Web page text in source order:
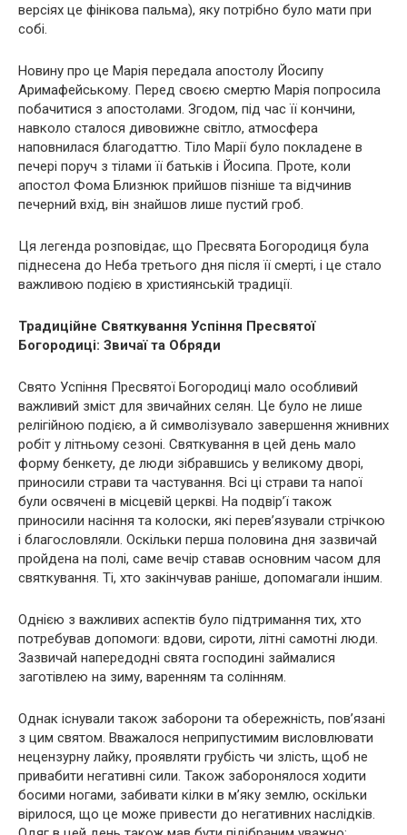
версіях це фінікова пальма), яку потрібно було мати при
собі.
Новину про це Марія передала апостолу Йосипу
Аримафейському. Перед своєю смертю Марія попросила
побачитися з апостолами. Згодом, під час її кончини,
навколо сталося дивовижне світло, атмосфера
наповнилася благодаттю. Тіло Марії було покладене в
печері поруч з тілами її батьків і Йосипа. Проте, коли
апостол Фома Близнюк прийшов пізніше та відчинив
печерний вхід, він знайшов лише пустий гроб.
Ця легенда розповідає, що Пресвята Богородиця була
піднесена до Неба третього дня після її смерті, і це стало
важливою подією в християнській традиції.
Традиційне Святкування Успіння Пресвятої
Богородиці: Звичаї та Обряди
Свято Успіння Пресвятої Богородиці мало особливий
важливий зміст для звичайних селян. Це було не лише
релігійною подією, а й символізувало завершення жнивних
робіт у літньому сезоні. Святкування в цей день мало
форму бенкету, де люди зібравшись у великому дворі,
приносили страви та частування. Всі ці страви та напої
були освячені в місцевій церкві. На подвір’ї також
приносили насіння та колоски, які перев’язували стрічкою
і благословляли. Оскільки перша половина дня зазвичай
пройдена на полі, саме вечір ставав основним часом для
святкування. Ті, хто закінчував раніше, допомагали іншим.
Однією з важливих аспектів було підтримання тих, хто
потребував допомоги: вдови, сироти, літні самотні люди.
Зазвичай напередодні свята господині займалися
заготівлею на зиму, варенням та солінням.
Однак існували також заборони та обережність, пов’язані
з цим святом. Вважалося неприпустимим висловлювати
нецензурну лайку, проявляти грубість чи злість, щоб не
привабити негативні сили. Також заборонялося ходити
босими ногами, забивати кілки в м’яку землю, оскільки
вірилося, що це може привести до негативних наслідків.